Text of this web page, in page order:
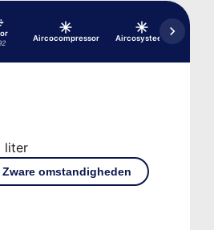
Aircocompressor Aircosysteem
liter
Zware omstandigheden